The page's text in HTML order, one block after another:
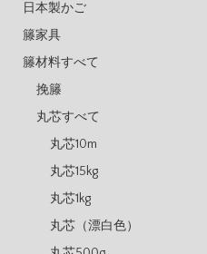
日本製かご
籐家具
籐材料すべて
挽籐
丸芯すべて
丸芯10m
丸芯15kg
丸芯1kg
丸芯（漂白色）